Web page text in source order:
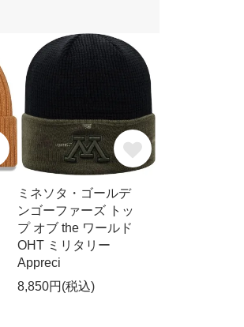
ミネソタ・ゴールデ
ンゴーファーズ トッ
プ オブ the ワールド
OHT ミリタリー
Appreci
8,850円(税込)